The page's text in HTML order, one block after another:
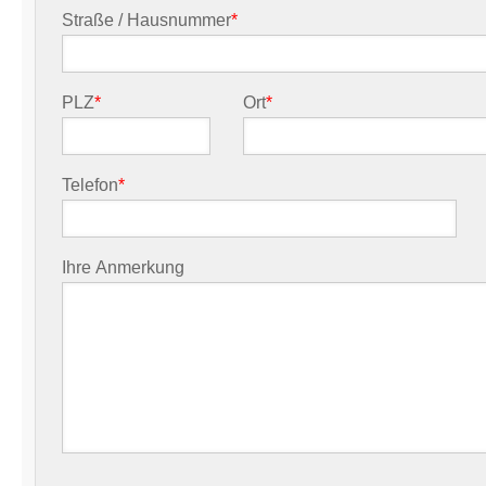
Straße / Hausnummer*
PLZ* Ort*
Telefon*
Ihre Anmerkung